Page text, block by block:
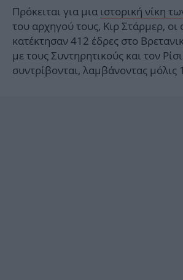
Πρόκειται για μια ιστορική νίκη
του αρχηγού τους, Κιρ Στάρμερ, οι
κατέκτησαν 412 έδρες στο
με τους Συντηρητικούς και τον
συντρίβονται, λαμβάνοντας μόλις